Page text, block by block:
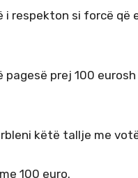
i respekton si forcë që
pagesë prej 100
këtë tallje me
100 euro.